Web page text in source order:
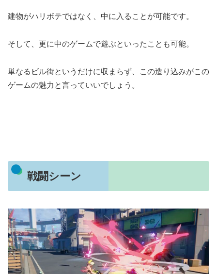
建物がハリボテではなく、中に入ることが可能です。
そして、更に中のゲームで遊ぶといったことも可能。
単なるビル街というだけに収まらず、この造り込みがこの
ゲームの魅力と言っていいでしょう。
戦闘シーン